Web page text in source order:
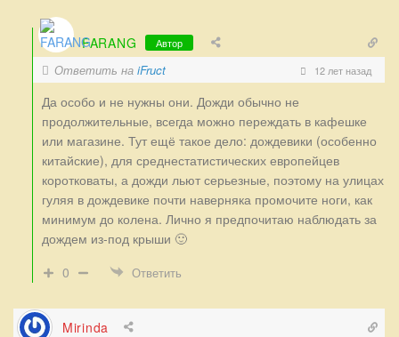
FARANG Автор
Ответить на iFruct 12 лет назад
Да особо и не нужны они. Дожди обычно не
продолжительные, всегда можно переждать в кафешке
или магазине. Тут ещё такое дело: дождевики (особенно
китайские), для среднестатистических европейцев
коротковаты, а дожди льют серьезные, поэтому на улицах
гуляя в дождевике почти наверняка промочите ноги, как
минимум до колена. Лично я предпочитаю наблюдать за
дождем из-под крыши 🙂
0
Ответить
Mirinda